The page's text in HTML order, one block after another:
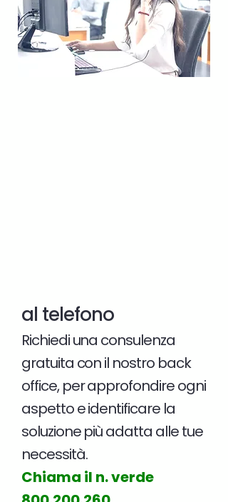
al telefono
Richiedi una consulenza
gratuita con il nostro back
office, per approfondire ogni
aspetto e identificare la
soluzione più adatta alle tue
necessità.
Chiama il n. verde